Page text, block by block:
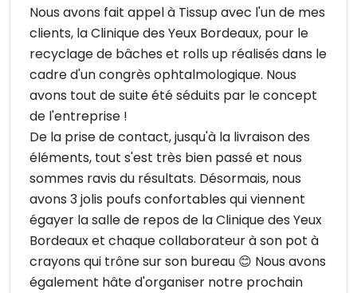
Nous avons fait appel à Tissup avec l'un de mes
clients, la Clinique des Yeux Bordeaux, pour le
recyclage de bâches et rolls up réalisés dans le
cadre d'un congrès ophtalmologique. Nous
avons tout de suite été séduits par le concept
de l'entreprise !
De la prise de contact, jusqu'à la livraison des
éléments, tout s'est très bien passé et nous
sommes ravis du résultats. Désormais, nous
avons 3 jolis poufs confortables qui viennent
égayer la salle de repos de la Clinique des Yeux
Bordeaux et chaque collaborateur à son pot à
crayons qui trône sur son bureau 😊 Nous avons
également hâte d'organiser notre prochain